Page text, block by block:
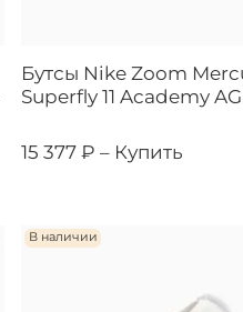
Бутсы Nike Zoom
Superfly 11 Academy
15 377 ₽ – Купить
В наличии